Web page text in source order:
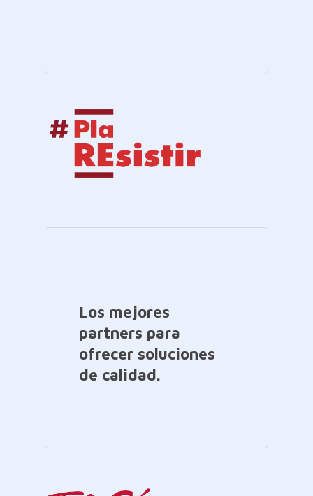
Los mejores
partners para
ofrecer soluciones
de calidad.